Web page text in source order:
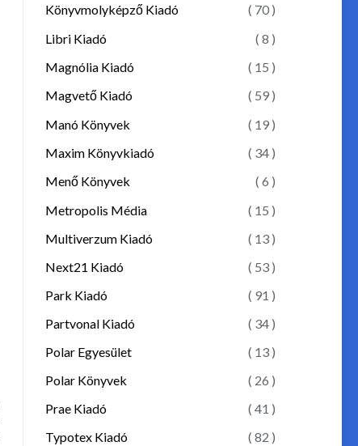
Könyvmolyképző Kiadó
( 70 )
Libri Kiadó
( 8 )
Magnólia Kiadó
( 15 )
Magvető Kiadó
( 59 )
Manó Könyvek
( 19 )
Maxim Könyvkiadó
( 34 )
Menő Könyvek
( 6 )
Metropolis Média
( 15 )
Multiverzum Kiadó
( 13 )
Next21 Kiadó
( 53 )
Park Kiadó
( 91 )
Partvonal Kiadó
( 34 )
Polar Egyesület
( 13 )
Polar Könyvek
( 26 )
Prae Kiadó
( 41 )
Typotex Kiadó
( 82 )